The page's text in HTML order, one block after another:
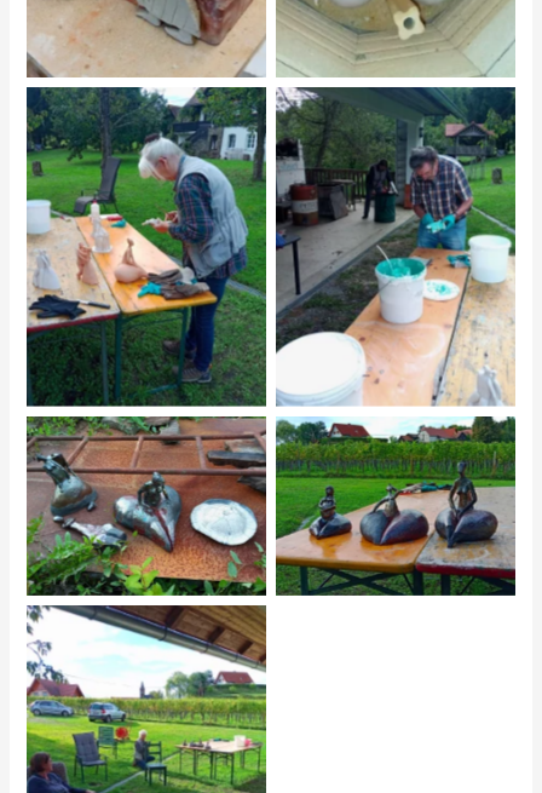
No Caption No Caption
No Caption No Caption
No Caption